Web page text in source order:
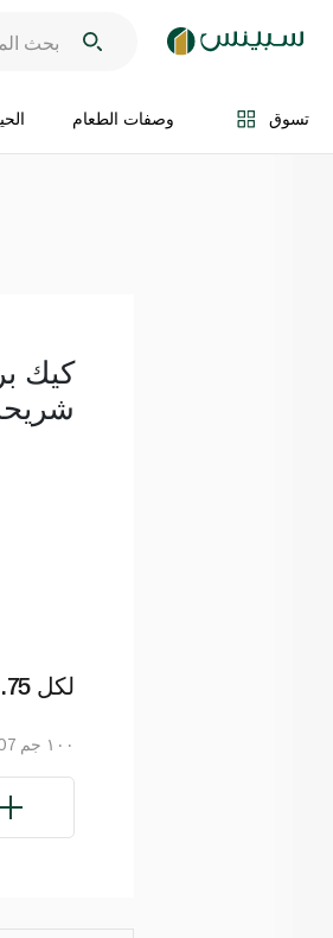
تسوق وصفات الطعام
اضف الى السلة
لكل
6.07 ١٠٠ جم